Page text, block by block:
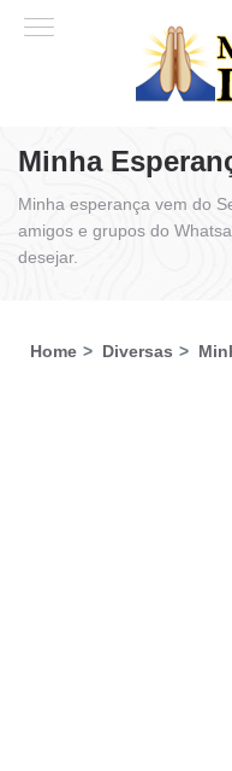
Minha
Minha esperança vem do
amigos e grupos do
desejar.
Home Diversas